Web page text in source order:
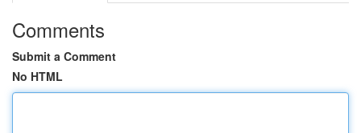
Comments
Submit a Comment
No HTML